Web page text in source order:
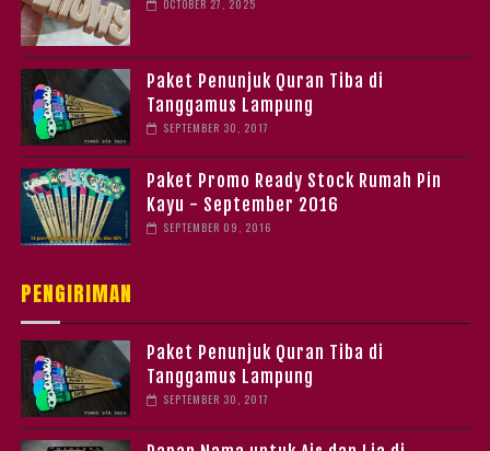
OCTOBER 27, 2025
Paket Penunjuk Quran Tiba di
Tanggamus Lampung
SEPTEMBER 30, 2017
Paket Promo Ready Stock Rumah Pin
Kayu - September 2016
SEPTEMBER 09, 2016
PENGIRIMAN
Paket Penunjuk Quran Tiba di
Tanggamus Lampung
SEPTEMBER 30, 2017